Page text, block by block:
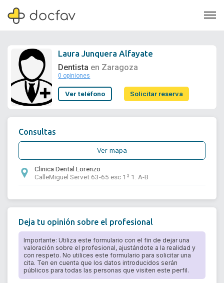
Soporte
Laura Junquera Alfayate
Dentista en Zaragoza
0 opiniones
Ver teléfono Solicitar reserva
Consultas
Ver mapa
Clinica Dental Lorenzo
CalleMiguel Servet 63-65 esc 1ª 1. A-B
Deja tu opinión sobre el profesional
Importante: Utiliza este formulario con el fin de dejar una
valoración sobre el profesional, ajustándote a la realidad y
con respeto. No utilices este formulario para solicitar una
cita. Ten en cuenta que los datos introducidos serán
públicos para todas las personas que visiten este perfil.